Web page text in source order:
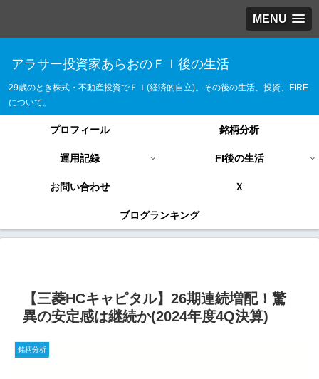
MENU
アラサー投資家あらおのＦＩ後の生活
29歳のとき株式・不動産投資でＦＩ(経済的自立)。その後の生活、投資、FIRE
について。
プロフィール 銘柄分析
運用記録 FI後の生活
お問い合わせ Ｘ
ブログランキング
【三菱HCキャピタル】26期連続増配！驚
異の安定感は継続か(2024年度4Q決算)
銘柄分析